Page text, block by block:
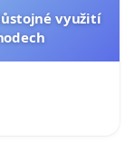
důstojné využití